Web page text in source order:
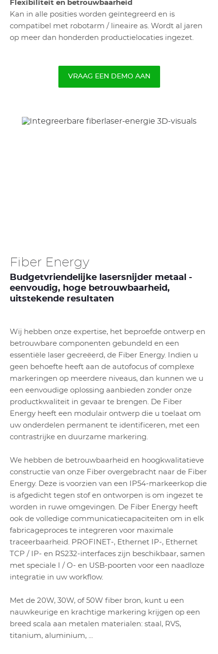
Flexibiliteit en betrouwbaarheid
Kan in alle posities worden geïntegreerd en is
compatibel met robotarm / lineaire as. Wordt al jaren
op meer dan honderden productielocaties ingezet.
VRAAG EEN DEMO AAN
Fiber Energy
Budgetvriendelijke lasersnijder metaal -
eenvoudig, hoge betrouwbaarheid,
uitstekende resultaten
Wij hebben onze expertise, het beproefde ontwerp en
betrouwbare componenten gebundeld en een
essentiële laser gecreëerd, de Fiber Energy. Indien u
geen behoefte heeft aan de autofocus of complexe
markeringen op meerdere niveaus, dan kunnen we u
een eenvoudige oplossing aanbieden zonder onze
productkwaliteit in gevaar te brengen. De Fiber
Energy heeft een modulair ontwerp die u toelaat om
uw onderdelen permanent te identificeren, met een
contrastrijke en duurzame markering.
We hebben de betrouwbaarheid en hoogkwalitatieve
constructie van onze Fiber overgebracht naar de Fiber
Energy. Deze is voorzien van een IP54-markeerkop die
is afgedicht tegen stof en ontworpen is om ingezet te
worden in ruwe omgevingen. De Fiber Energy heeft
ook de volledige communicatiecapaciteiten om in elk
fabricageproces te integreren voor maximale
traceerbaarheid. PROFINET-, Ethernet IP-, Ethernet
TCP / IP- en RS232-interfaces zijn beschikbaar, samen
met speciale I / O- en USB-poorten voor een naadloze
integratie in uw workflow.
Met de 20W, 30W, of 50W fiber bron, kunt u een
nauwkeurige en krachtige markering krijgen op een
breed scala aan metalen materialen: staal, RVS,
titanium, aluminium, ...